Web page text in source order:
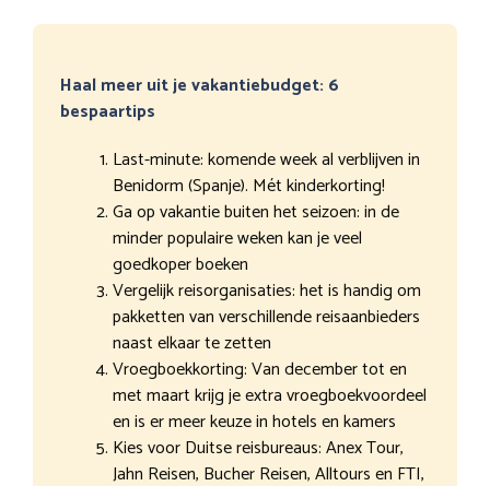
Haal meer uit je vakantiebudget: 6
bespaartips
Last-minute: komende week al verblijven in
Benidorm (Spanje). Mét kinderkorting!
Ga op vakantie buiten het seizoen: in de
minder populaire weken kan je veel
goedkoper boeken
Vergelijk reisorganisaties: het is handig om
pakketten van verschillende reisaanbieders
naast elkaar te zetten
Vroegboekkorting: Van december tot en
met maart krijg je extra vroegboekvoordeel
en is er meer keuze in hotels en kamers
Kies voor Duitse reisbureaus: Anex Tour,
Jahn Reisen, Bucher Reisen, Alltours en FTI,